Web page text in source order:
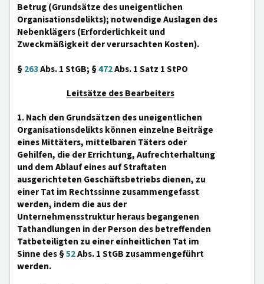
Betrug (Grundsätze des uneigentlichen
Organisationsdelikts); notwendige Auslagen des
Nebenklägers (Erforderlichkeit und
Zweckmäßigkeit der verursachten Kosten).
§263Abs. 1 StGB; §472Abs. 1 Satz 1 StPO
Leitsätze des Bearbeiters
1. Nach den Grundsätzen des uneigentlichen
Organisationsdelikts können einzelne Beiträge
eines Mittäters, mittelbaren Täters oder
Gehilfen, die der Errichtung, Aufrechterhaltung
und dem Ablauf eines auf Straftaten
ausgerichteten Geschäftsbetriebs dienen, zu
einer Tat im Rechtssinne zusammengefasst
werden, indem die aus der
Unternehmensstruktur heraus begangenen
Tathandlungen in der Person des betreffenden
Tatbeteiligten zu einer einheitlichen Tat im
Sinne des §52Abs. 1 StGB zusammengeführt
werden.